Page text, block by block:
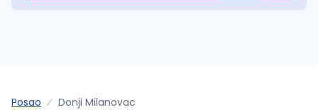
Posao Donji Milanovac